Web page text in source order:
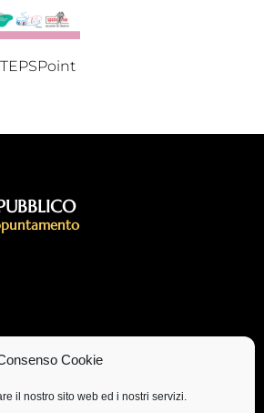
Cookie
il nostro sito web ed i nostri servizi.